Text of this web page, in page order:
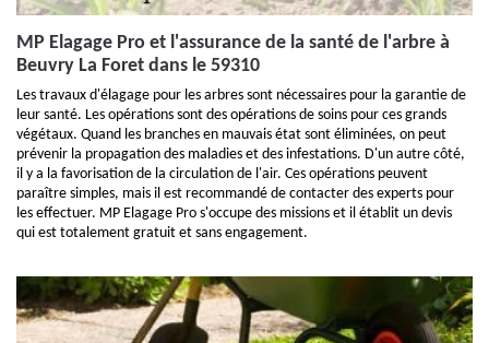
MP Elagage Pro et l'assurance de la santé de l'arbre à
Beuvry La Foret dans le 59310
Les travaux d'élagage pour les arbres sont nécessaires pour la garantie de
leur santé. Les opérations sont des opérations de soins pour ces grands
végétaux. Quand les branches en mauvais état sont éliminées, on peut
prévenir la propagation des maladies et des infestations. D'un autre côté,
il y a la favorisation de la circulation de l'air. Ces opérations peuvent
paraître simples, mais il est recommandé de contacter des experts pour
les effectuer. MP Elagage Pro s'occupe des missions et il établit un devis
qui est totalement gratuit et sans engagement.